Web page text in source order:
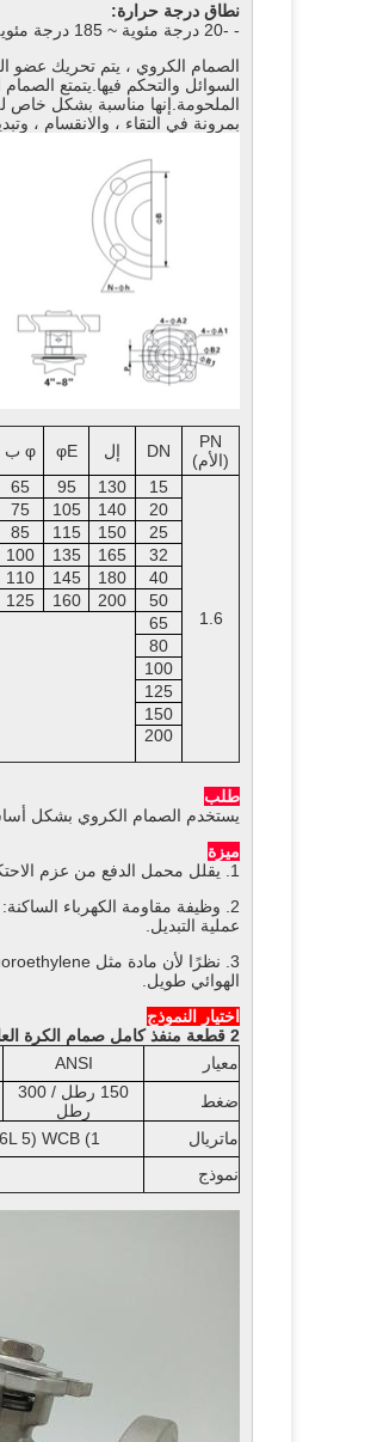
نطاق درجة حرارة:
- -20 درجة مئوية ~ 185 درجة مئوية
الصمام الكروي ، يتم تحريك عضو
الملحومة.إنها مناسبة بشكل خاص
بمرونة في التقاء ، والانقسام ،
PN
(الأم)
DN إل φE φ ب
1.6
15
130
95
65
20
140
105
75
25
150
115
85
32
165
135
100
40
180
145
110
50
200
160
125
65
80
100
125
150
200
طلب
يستخدم الصمام الكروي بشكل
ميزة
1. يقلل محمل الدفع من عزم الاحتكاك لساق الصمام ، مما يجعل ساق الصمام سلسًا ومرنًا للتشغيل على المدى الطويل.
2. وظيفة مقاومة الكهرباء
عملية التبديل.
الهوائي طويل.
اختيار النموذج
2 قطعة منفذ كامل صمام الكرة العائمة
معيار
ANSI
ضغط
150 رطل / 300
رطل
ماتريال
1) CF8 / SS304 2) CF8M / SS316 3) CF3 / SS304L 4) CF3M / SS316L 5) WCB
نموذج